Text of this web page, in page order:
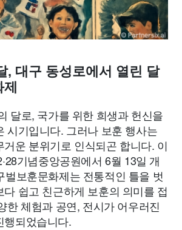
, 대구 동성로에서 열린 달
달로, 국가를 위한 희생과 헌신을
시기입니다. 그러나 보훈 행사는
운 분위기로 인식되곤 합니다. 이
기념중앙공원에서 6월 13일 개
벌보훈문화제는 전통적인 틀을 벗
쉽고 친근하게 보훈의 의미를 접
한 체험과 공연, 전시가 어우러진
행되었습니다.